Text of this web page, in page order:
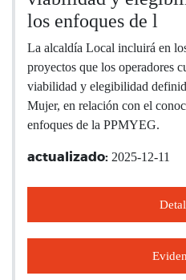
los enfoques de l
La alcaldía Local incluirá en
proyectos que los operadores
viabilidad y elegibilidad
Mujer, en relación con el
enfoques de la PPMYEG.
actualizado: 2025-12-11